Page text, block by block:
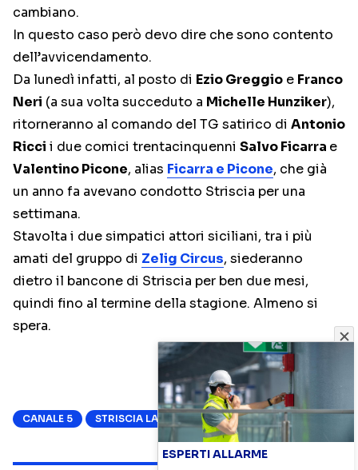
cambiano.
In questo caso però devo dire che sono contento
dell’avvicendamento.
Da lunedì infatti, al posto di Ezio Greggio e Franco
Neri (a sua volta succeduto a Michelle Hunziker),
ritorneranno al comando del TG satirico di Antonio
Ricci i due comici trentacinquenni Salvo Ficarra e
Valentino Picone, alias Ficarra e Picone, che già
un anno fa avevano condotto Striscia per una
settimana.
Stavolta i due simpatici attori siciliani, tra i più
amati del gruppo di Zelig Circus, siederanno
dietro il bancone di Striscia per ben due mesi,
quindi fino al termine della stagione. Almeno si
spera.
CANALE 5 STRISCIA LA NOTIZIA
ESPERTI ALLARME